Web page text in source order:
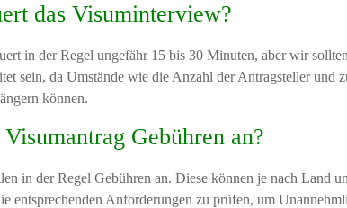
das Visuminterview?
in der Regel ungefähr 15 bis 30 Minuten, aber wir
sein, da Umstände wie die Anzahl der Antragsteller und
können.
Gebühren an?
in der Regel Gebühren an. Diese können je nach Land
entsprechenden Anforderungen zu prüfen, um